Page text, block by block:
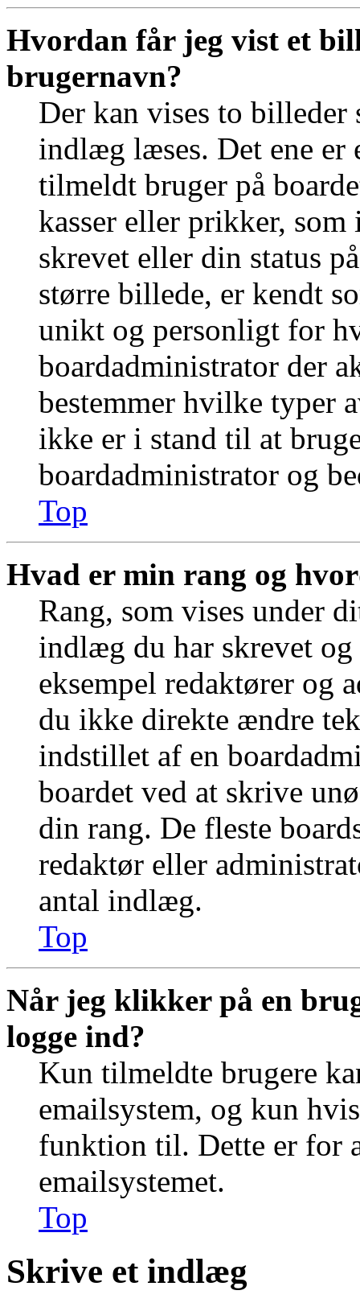
Hvordan får jeg vist et
brugernavn?
Der kan vises to billeder
indlæg læses. Det ene
tilmeldt bruger på
kasser eller prikker,
skrevet eller din status
større billede, er kendt
unikt og personligt for
boardadministrator der
bestemmer hvilke typer
ikke er i stand til at
boardadministrator og
Top
Hvad er min rang og
Rang, som vises under
indlæg du har skrevet
eksempel redaktører og
du ikke direkte ændre
indstillet af en
boardet ved at skrive
din rang. De fleste
redaktør eller
antal indlæg.
Top
Når jeg klikker på en
logge ind?
Kun tilmeldte brugere
emailsystem, og kun
funktion til. Dette er for
emailsystemet.
Top
Skrive et indlæg